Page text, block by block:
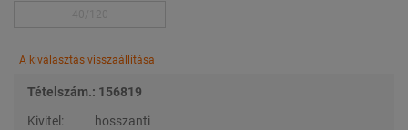
A kiválasztás visszaállítása
Tételszám.: 156819
Kivitel:
hosszanti